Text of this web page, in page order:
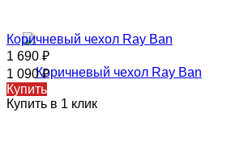
Коричневый чехол Ray Ban
1 690 ₽
1 090₽
Купить
Купить в 1 клик